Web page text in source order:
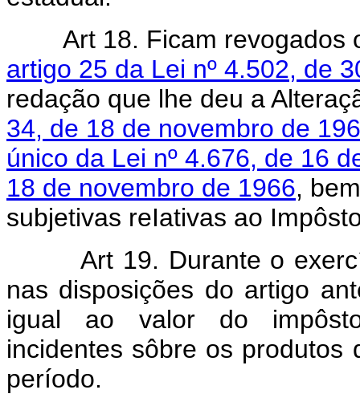
Art 18. Ficam revogados
artigo 25 da Lei nº 4.502, de
redação que lhe deu a
34, de 18 de novembro de
único da Lei nº 4.676, de 16
18 de novembro de 1966,
subjetivas reIativas ao
Art 19. Durante o
nas disposições do artigo
igual ao valor do
incidentes sôbre os produtos
período.